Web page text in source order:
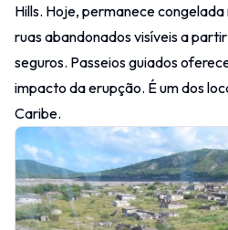
Hills. Hoje, permanece
ruas abandonados visíveis a
seguros. Passeios guiados
impacto da erupção. É um dos
Caribe.